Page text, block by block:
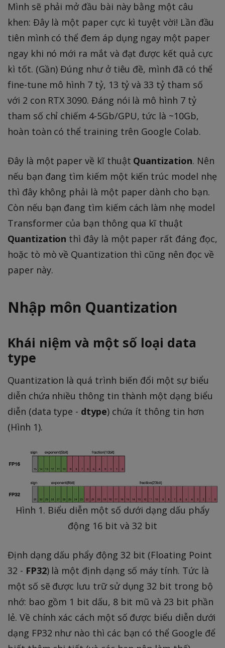
Mình sẽ phải mở đầu bài này bằng một câu
khen: Đây là một paper cực kì tuyệt vời! Lần đầu
tiên mình có thể đem áp dụng ngay một paper
ngay khi nó mới ra mắt và đạt được kết quả cực
kì tốt. (Gần) Đúng như ở tiêu đề, mình đã có thể
fine-tune mô hình 7 tỷ, 13 tỷ và 33 tỷ tham số
với 2 con RTX 3090. Đáng nói là mô hình 7 tỷ
tham số chỉ chiếm 4-5Gb/GPU, tức là ~10Gb,
hoàn toàn có thể training trên Google Colab.
Đây là một paper về kĩ thuật Quantization. Nên
nếu bạn đang tìm kiếm một kiến trúc model nhẹ
thì đây không phải là một paper dành cho bạn.
Còn nếu bạn đang tìm kiếm cách làm nhẹ model
Transformer của bạn thông qua kĩ thuật
Quantization thì đây là một paper rất đáng đọc,
hoặc tò mò về Quantization thì cũng nên đọc về
paper này.
Nhập môn Quantization
Khái niệm và một số loại data
type
Quantization là quá trình biến đổi một sự biểu
diễn chứa nhiều thông tin thành một dạng biểu
diễn (data type - dtype) chứa ít thông tin hơn
(Hình 1).
Hình 1. Biểu diễn một số dưới dạng dấu phẩy
động 16 bit và 32 bit
Định dạng dấu phẩy động 32 bit (Floating Point
32 - FP32) là một định dạng số máy tính. Tức là
một số sẽ được lưu trữ sử dụng 32 bit trong bộ
nhớ: bao gồm 1 bit dấu, 8 bit mũ và 23 bit phần
lẻ. Về chính xác cách một số được biểu diễn dưới
dạng FP32 như nào thì các bạn có thể Google để